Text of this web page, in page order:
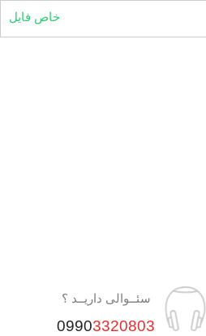
سئــوالی داریــد ؟
09903320803
خاص فایل